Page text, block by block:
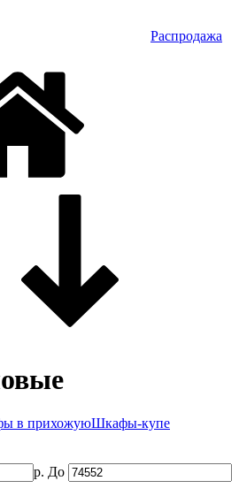
Распродажа
в прихожуюШкафы-купе
р. До